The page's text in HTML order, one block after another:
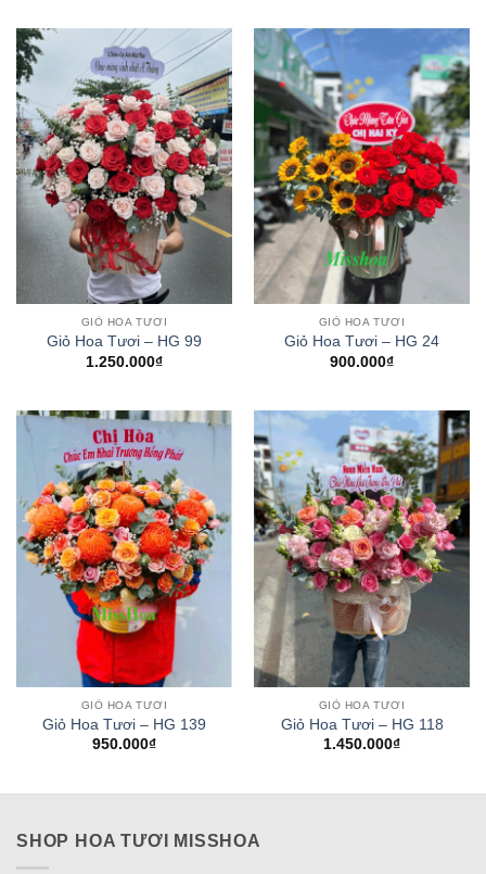
GIỎ HOA TƯƠI
Giỏ Hoa Tươi – HG 99
1.250.000₫
GIỎ HOA TƯƠI
Giỏ Hoa Tươi – HG 24
900.000₫
GIỎ HOA TƯƠI
Giỏ Hoa Tươi – HG 139
950.000₫
GIỎ HOA TƯƠI
Giỏ Hoa Tươi – HG 118
1.450.000₫
SHOP HOA TƯƠI MISSHOA